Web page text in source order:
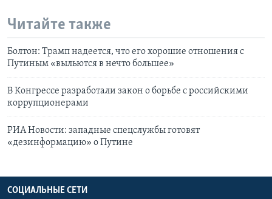
Читайте также
Болтон: Трамп надеется, что его хорошие отношения с
Путиным «выльются в нечто большее»
В Конгрессе разработали закон о борьбе с российскими
коррупционерами
РИА Новости: западные спецслужбы готовят
«дезинформацию» о Путине
СОЦИАЛЬНЫЕ СЕТИ